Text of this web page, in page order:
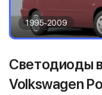
1995-2009
Светодиоды
Volkswagen